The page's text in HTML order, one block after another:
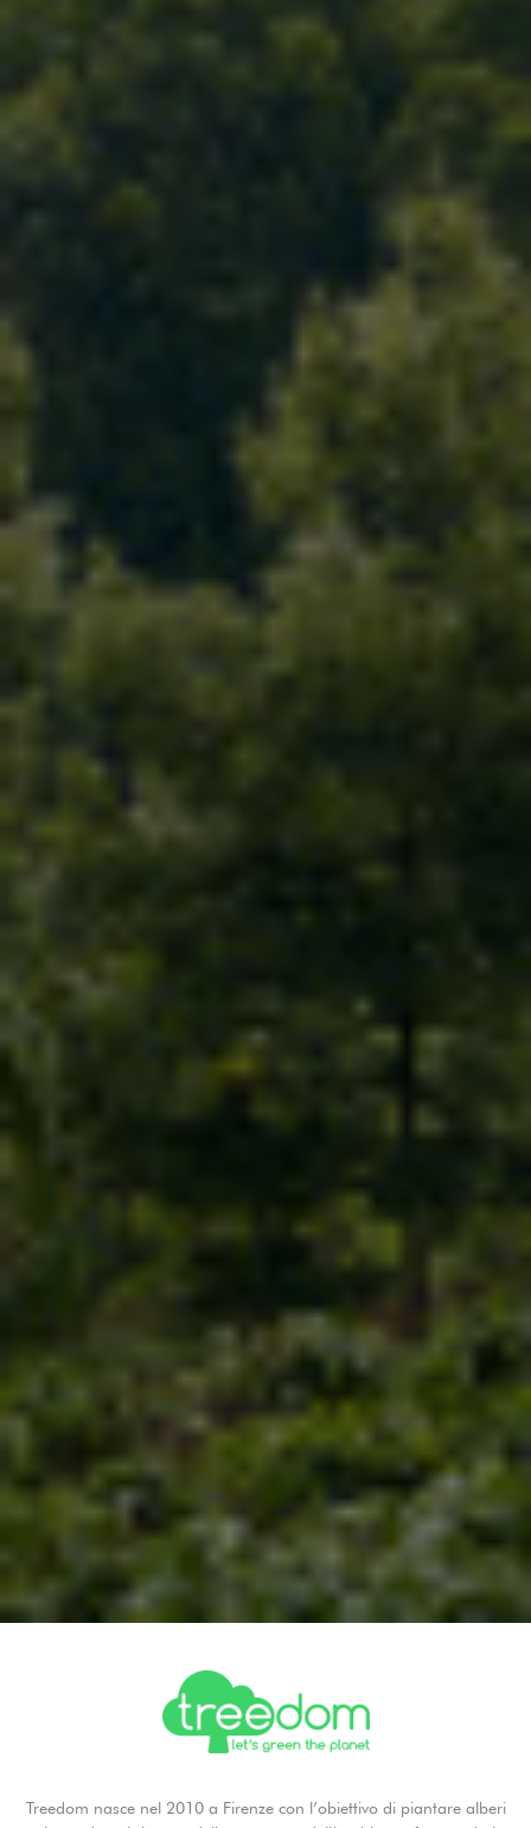
Treedom nasce nel 2010 a Firenze con l’obiettivo di piantare alberi